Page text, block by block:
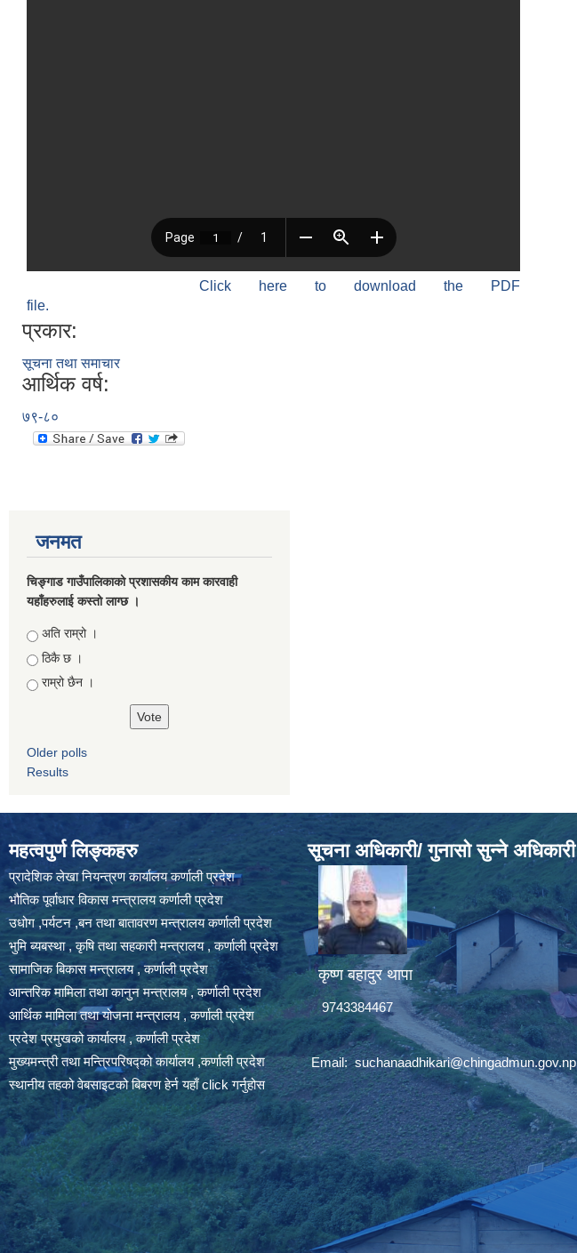
Click here to download the PDF
file.
प्रकार:
सूचना तथा समाचार
आर्थिक वर्ष:
७९-८०
जनमत
चिङ्गाड गाउँपालिकाको प्रशासकीय काम कारवाही
यहाँहरुलाई कस्तो लाग्छ ।
Choices
अति राम्रो ।
ठिकै छ ।
राम्रो छैन ।
Older polls
Results
महत्वपुर्ण लिङ्कहरु
प्रादेशिक लेखा नियन्त्रण कार्यालय कर्णाली प्रदेश
भौतिक पूर्वाधार विकास मन्त्रालय कर्णाली प्रदेश
उधोग ,पर्यटन ,बन तथा बातावरण मन्त्रालय कर्णाली प्रदेश
भुमि ब्यबस्था , कृषि तथा सहकारी मन्त्रालय , कर्णाली प्रदेश
सामाजिक बिकास मन्त्रालय , कर्णाली प्रदेश
आन्तरिक मामिला तथा कानुन मन्त्रालय , कर्णाली प्रदेश
आर्थिक मामिला तथा योजना मन्त्रालय , कर्णाली प्रदेश
प्रदेश प्रमुखको कार्यालय , कर्णाली प्रदेश
मुख्यमन्त्री तथा मन्त्रिपरिषद्को कार्यालय ,कर्णाली प्रदेश
स्थानीय तहको वेबसाइटको बिबरण हेर्न यहाँ click गर्नुहोस
सूचना अधिकारी/ गुनासो सुन्ने अधिकारी
कृष्ण बहादुर थापा
9743384467
Email:suchanaadhikari@chingadmun.gov.np